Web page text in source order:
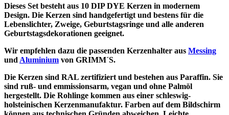
Dieses Set besteht aus 10 DIP DYE Kerzen in modernem
Design. Die Kerzen sind handgefertigt und bestens für die
Lebenslichter, Zweige, Geburtstagsringe und alle anderen
Geburtstagsdekorationen geeignet.
Wir empfehlen dazu die passenden Kerzenhalter aus Messing
undAluminium von GRIMM´S.
Die Kerzen sind RAL zertifiziert und bestehen aus Paraffin. Sie
sind ruß- und emmissionsarm, vegan und ohne Palmöl
hergestellt. Die Rohlinge kommen aus einer schleswig-
holsteinischen Kerzenmanufaktur. Farben auf dem Bildschirm